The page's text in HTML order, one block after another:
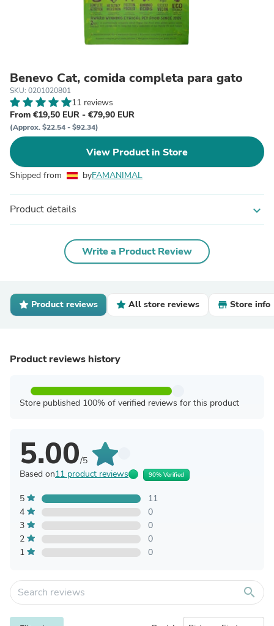
Benevo Cat, comida completa para gato
SKU: 0201020801
11 reviews
From €19,50 EUR - €79,90 EUR
(Approx. $22.54 - $92.34)
View Product in Store
Shipped from byFAMANIMAL
Product details expand_more
Write a Product Review
Product reviews All store reviews Store info
Product reviews history
Store published 100% of verified reviews for this product
5.00/5
Based on11 product reviews 90% Verified
5
11
4
0
3
0
2
0
1
0
search